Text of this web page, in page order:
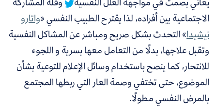
الاجتماعية بين أفراده،لذا يقترح الطبيب النفسي «واتارو
نيشيدا» التحدث بشكل صريح ومباشر عن المشاكل النفسية
وتقبل علاجها، بدلًا من التعامل معها بسرية و اللجوء
للانتحار، كما ينصح باستخدام وسائل الإعلام للتوعية بشأن
الموضوع، حتى تختفي وصمة العار التي ربطها المجتمع
بالمرض النفسي مطولًا.